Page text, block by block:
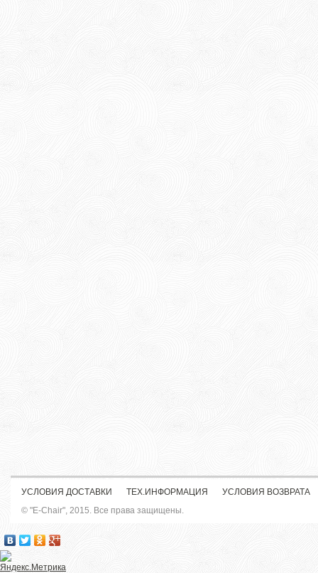
УСЛОВИЯ ДОСТАВКИ ТЕХ.ИНФОРМАЦИЯ
УСЛОВИЯ ВОЗВРАТА
© "E-Chair", 2015. Все права защищены.